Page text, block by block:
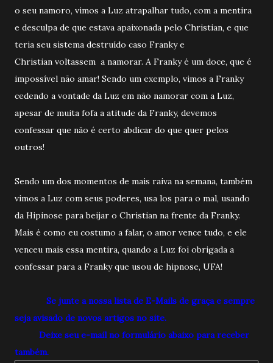
o seu namoro, vimos a Luz atrapalhar tudo, com a mentira
e desculpa de que estava apaixonada pelo Christian, e que
teria seu sistema destruído caso Franky e
Christian voltassem a namorar. A Franky é um doce, que é
impossível não amar! Sendo um exemplo, vimos a Franky
cedendo a vontade da Luz em não namorar com a Luz,
apesar de muita fofa a atitude da Franky, devemos
confessar que não é certo abdicar do que quer pelos
outros!
Sendo um dos momentos de mais raiva na semana, também
vimos a Luz com seus poderes, usa los para o mal, usando
da Hipinose para beijar o Christian na frente da Franky.
Mais é como eu costumo a falar, o amor vence tudo, e ele
venceu mais essa mentira, quando a Luz foi obrigada a
confessar para a Franky que usou de hipnose, UFA!
Se junte a nossa lista de E-Mails de graça e sempre
seja avisado de novos artigos no site.
Deixe seu e-mail no formulário abaixo para receber
também.